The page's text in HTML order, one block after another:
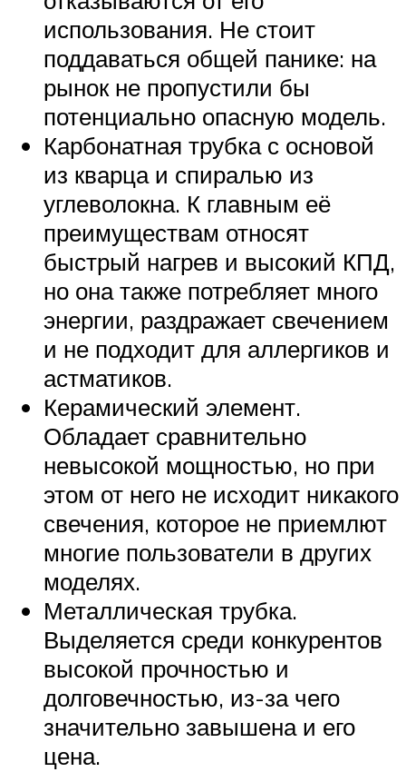
использования. Не стоит
поддаваться общей панике: на
рынок не пропустили бы
потенциально опасную модель.
Карбонатная трубка с основой
из кварца и спиралью из
углеволокна. К главным её
преимуществам относят
быстрый нагрев и высокий КПД,
но она также потребляет много
энергии, раздражает свечением
и не подходит для аллергиков и
астматиков.
Керамический элемент.
Обладает сравнительно
невысокой мощностью, но при
этом от него не исходит никакого
свечения, которое не приемлют
многие пользователи в других
моделях.
Металлическая трубка.
Выделяется среди конкурентов
высокой прочностью и
долговечностью, из-за чего
значительно завышена и его
цена.